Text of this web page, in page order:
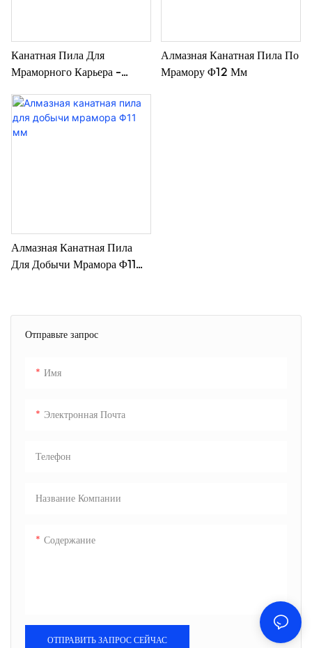
Отправьте запрос
Имя
Электронная Почта
Телефон
Название Компании
Содержание
ОТПРАВИТЬ ЗАПРОС СЕЙЧАС
Канатная Пила Для
Мраморного Карьера -
Алмазная Канатная Пила По
Мрамору Φ12 Мм
Алмазная Канатная Пила
Для Добычи Мрамора Φ11